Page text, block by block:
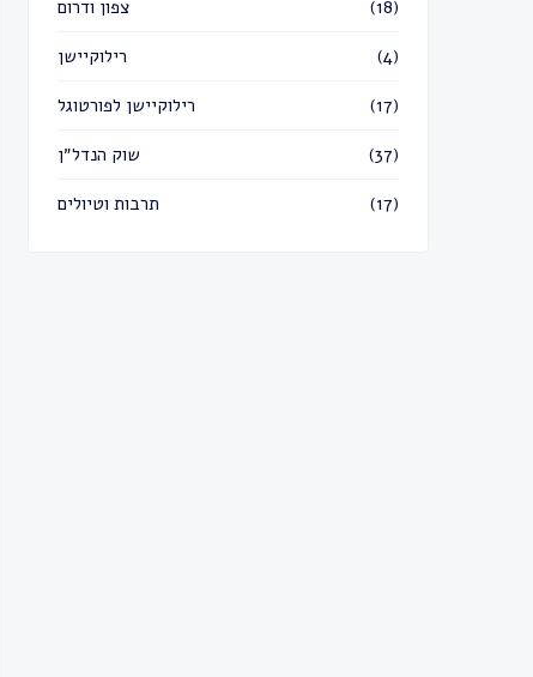
צפון ודרום (18)
רילוקיישן (4)
רילוקיישן לפורטוגל (17)
שוק הנדל״ן (37)
תרבות וטיולים (17)